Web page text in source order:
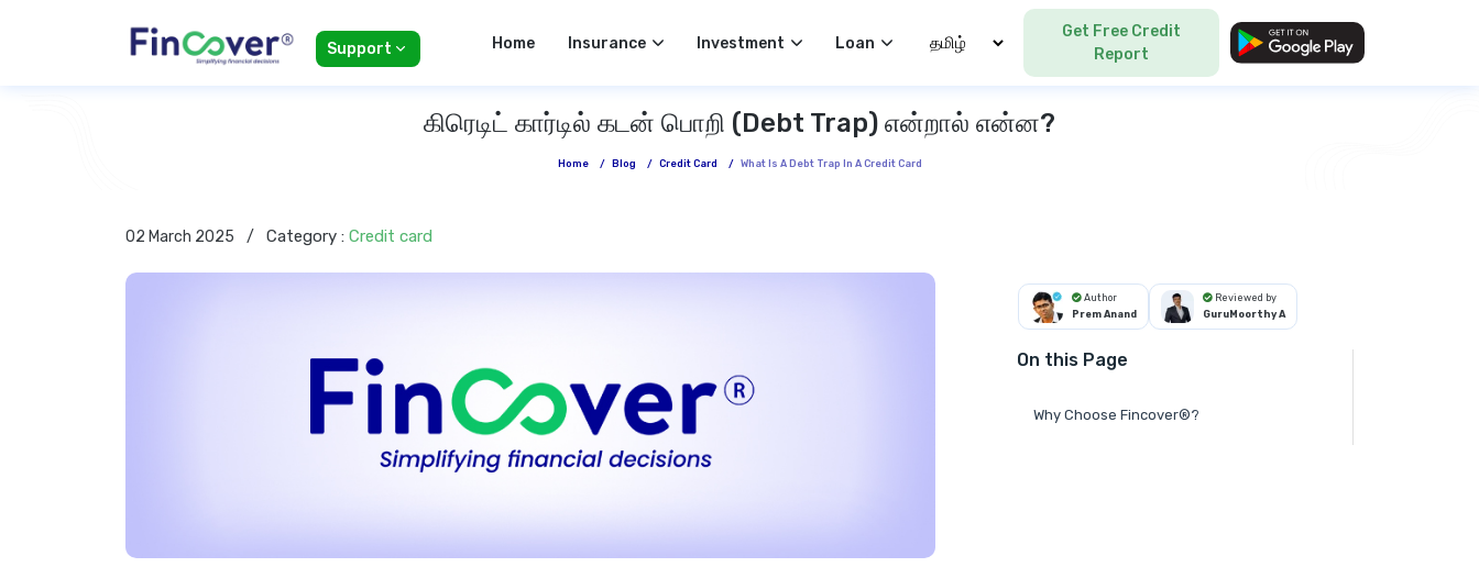
Support Home Insurance Investment Loan Select Language
Get Free Credit
Report
கிரெடிட் கார்டில் கடன் பொறி (Debt Trap) என்றால் என்ன?
Home / Blog / Credit Card / What Is A Debt Trap In A Credit Card
02 March 2025 / Category : Credit card
Author
Prem Anand
Reviewed by
GuruMoorthy A
On this Page
Why Choose Fincover®?